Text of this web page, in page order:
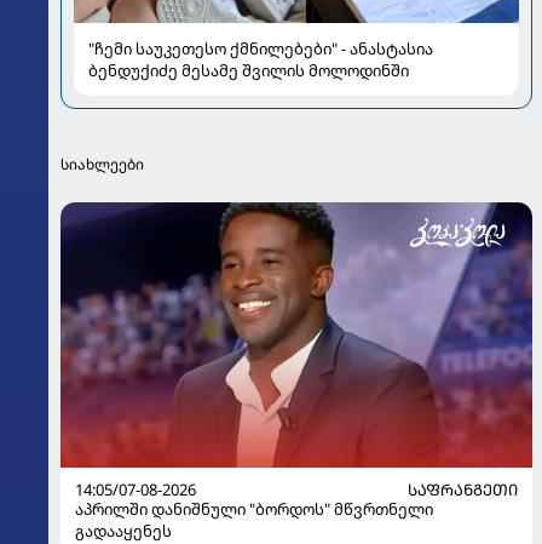
"ჩემი საუკეთესო ქმნილებები" - ანასტასია
ბენდუქიძე მესამე შვილის მოლოდინში
სიახლეები
14:05/07-08-2026
ᲡᲐᲤᲠᲐᲜᲒᲔᲗᲘ
აპრილში დანიშნული "ბორდოს" მწვრთნელი
გადააყენეს